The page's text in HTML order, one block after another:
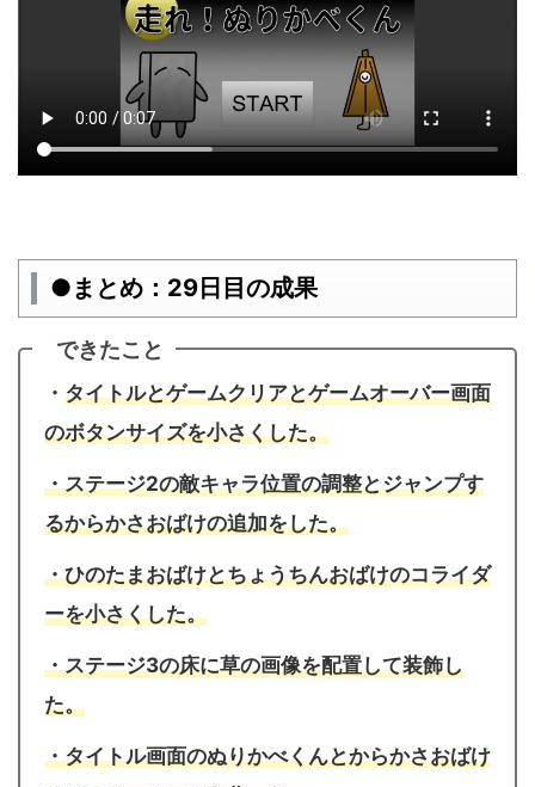
●まとめ：29日目の成果
できたこと
・ タイトルとゲームクリアとゲームオーバー画面
のボタンサイズを小さくした。
・ステージ2の敵キャラ位置の調整とジャンプす
るからかさおばけの追加をした。
・ひのたまおばけとちょうちんおばけのコライダ
ーを小さくした。
・ステージ3の床に草の画像を配置して装飾し
た。
・タイトル画面のぬりかべくんとからかさおばけ